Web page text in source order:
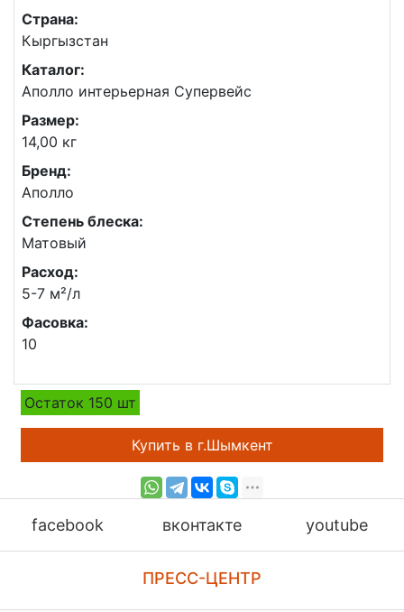
Страна:
Кыргызстан
Каталог:
Аполло интерьерная Супервейс
Размер:
14,00 кг
Бренд:
Аполло
Степень блеска:
Матовый
Расход:
5-7 м²/л
Фасовка:
10
Остаток 150 шт
Купить в г.Шымкент
facebook вконтакте youtube
ПРЕСС-ЦЕНТР